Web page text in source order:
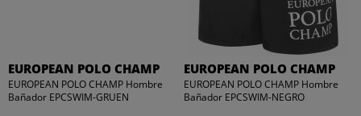
EUROPEAN POLO CHAMP
EUROPEAN POLO CHAMP Hombre
Bañador EPCSWIM-GRUEN
EUROPEAN POLO CHAMP
EUROPEAN POLO CHAMP Hombre
Bañador EPCSWIM-NEGRO